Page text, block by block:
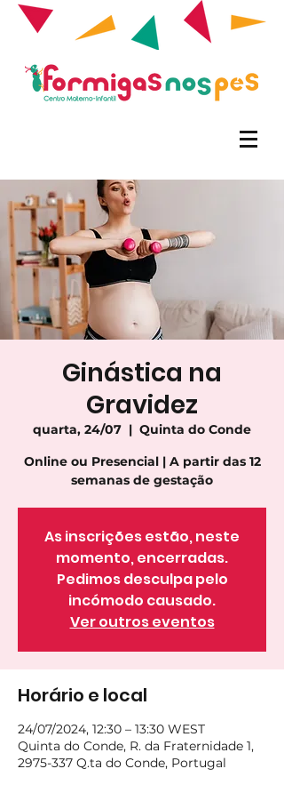
Ginástica na
Gravidez
quarta, 24/07
  |
Quinta do Conde
Online ou Presencial | A partir das 12
semanas de gestação
As inscrições estão, neste
momento, encerradas.
Pedimos desculpa pelo
incómodo causado.
Ver outros eventos
Horário e local
24/07/2024, 12:30 – 13:30 WEST
Quinta do Conde, R. da Fraternidade 1,
2975-337 Q.ta do Conde, Portugal